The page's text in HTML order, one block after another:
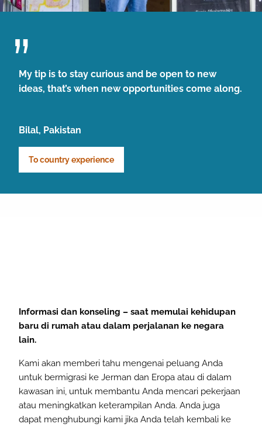
My tip is to stay curious and be open to new
ideas, that’s when new opportunities come along.
Bilal, Pakistan
To country experience
Informasi dan konseling – saat memulai kehidupan
baru di rumah atau dalam perjalanan ke negara
lain.
Kami akan memberi tahu mengenai peluang Anda
untuk bermigrasi ke Jerman dan Eropa atau di dalam
kawasan ini, untuk membantu Anda mencari pekerjaan
atau meningkatkan keterampilan Anda. Anda juga
dapat menghubungi kami jika Anda telah kembali ke